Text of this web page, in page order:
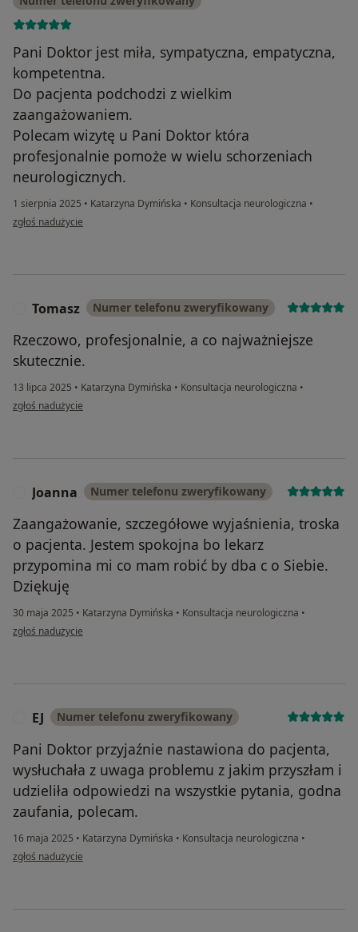
Pani Doktor jest miła, sympatyczna, empatyczna,
kompetentna.
Do pacjenta podchodzi z wielkim
zaangażowaniem.
Polecam wizytę u Pani Doktor która
profesjonalnie pomoże w wielu schorzeniach
neurologicznych.
1 sierpnia 2025 • Katarzyna Dymińska • Konsultacja neurologiczna •
w opinii użytkownika Marcjanna Podleśna
zgłoś nadużycie
Tomasz Numer telefonu zweryfikowany
Rzeczowo, profesjonalnie, a co najważniejsze
skutecznie.
13 lipca 2025 • Katarzyna Dymińska • Konsultacja neurologiczna •
w opinii użytkownika Tomasz
zgłoś nadużycie
Joanna Numer telefonu zweryfikowany
Zaangażowanie, szczegółowe wyjaśnienia, troska
o pacjenta. Jestem spokojna bo lekarz
przypomina mi co mam robić by dba c o Siebie.
Dziękuję
30 maja 2025 • Katarzyna Dymińska • Konsultacja neurologiczna •
w opinii użytkownika Joanna
zgłoś nadużycie
EJ Numer telefonu zweryfikowany
Pani Doktor przyjaźnie nastawiona do pacjenta,
wysłuchała z uwaga problemu z jakim przyszłam i
udzieliła odpowiedzi na wszystkie pytania, godna
zaufania, polecam.
16 maja 2025 • Katarzyna Dymińska • Konsultacja neurologiczna •
w opinii użytkownika EJ
zgłoś nadużycie